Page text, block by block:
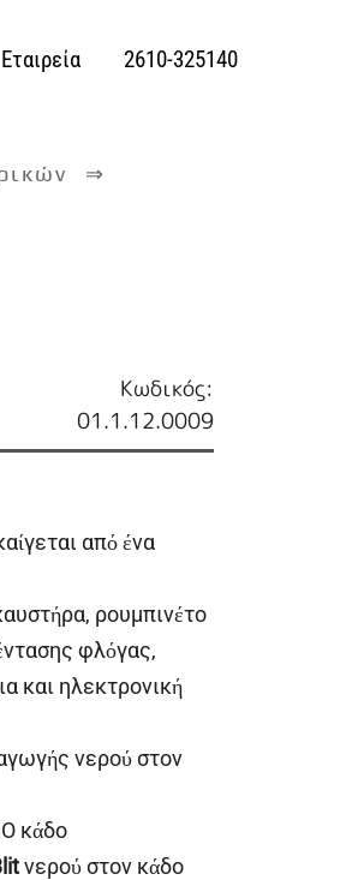
Εταιρεία 2610-325140
Κωδικός:
01.1.12.0009
από ένα
ρουμπινέτο
φλόγας,
και ηλεκτρονική
νερού στον
κάδο
litνερού στον κάδο